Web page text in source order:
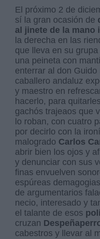
El próximo 2 de
sí la gran ocasión de
al jinete de la mano
la derecha en las
que lleva en su
una peineta con
enterrar al don
caballero andaluz
y maestro en
hacerlo, para
gachós trajeaos que
lo roban, con cuatro
por decirlo con la
malogrado Carlos
abrir bien los ojos y
y denunciar con sus
finas envuelven
espúreas
de argumentarios
necio, interesado y
el talante de esos
cruzan
cabestros y llevar al